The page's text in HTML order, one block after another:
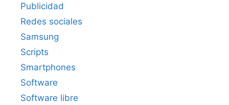
Publicidad
Redes sociales
Samsung
Scripts
Smartphones
Software
Software libre